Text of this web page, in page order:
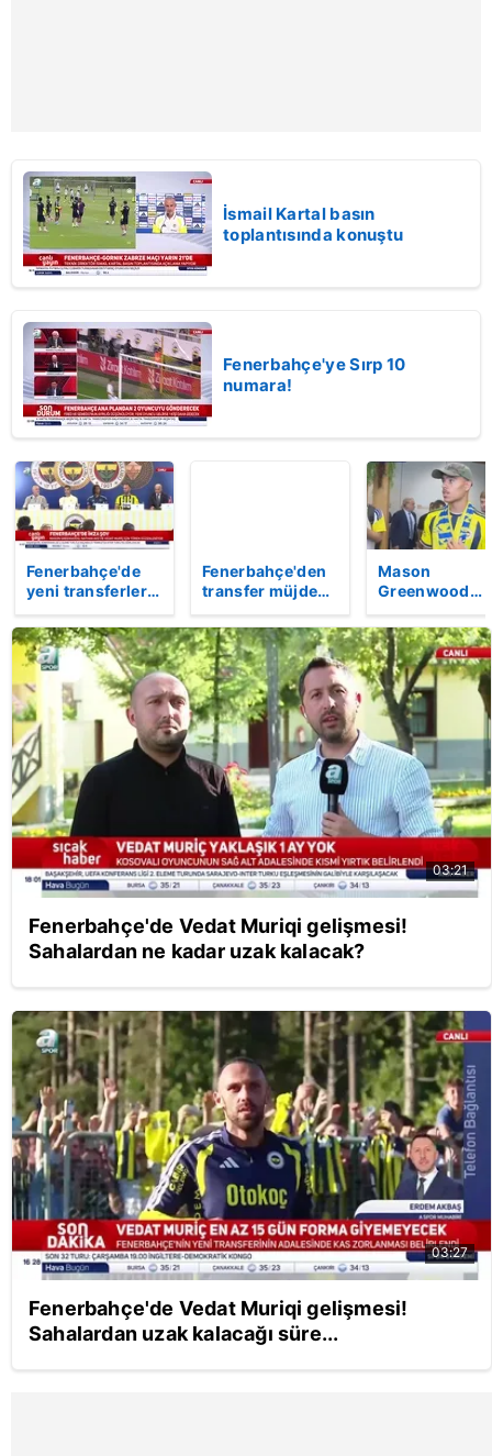
İsmail Kartal basın
toplantısında konuştu
Fenerbahçe'ye Sırp 10
numara!
Fenerbahçe'de
yeni transferler
düzenledi! İşte
Greenwood,
Muriqi ve Ake'nin
açıklamaları
Fenerbahçe'den
transfer müjdesi!
duyurdu
Mason
Greenwood
İstanbul'da!
o görüntüler
03:21
Fenerbahçe'de Vedat Muriqi gelişmesi!
Sahalardan ne kadar uzak kalacak?
03:27
Fenerbahçe'de Vedat Muriqi gelişmesi!
Sahalardan uzak kalacağı süre...